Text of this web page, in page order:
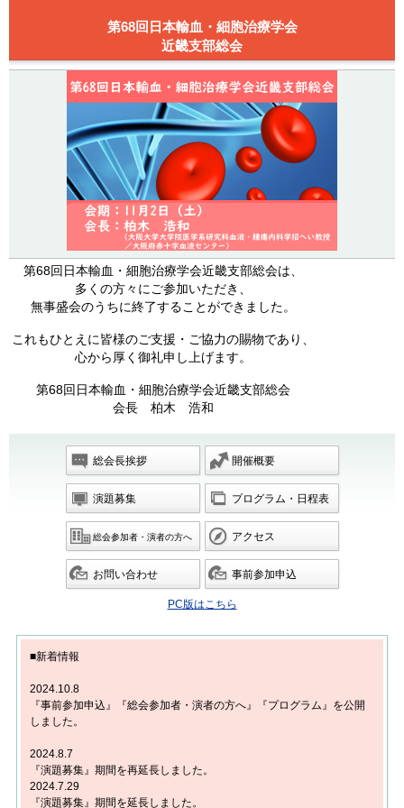
第68回日本輸血・細胞治療学会
近畿支部総会
第68回日本輸血・細胞治療学会近畿支部総会は、
多くの方々にご参加いただき、
無事盛会のうちに終了することができました。
これもひとえに皆様のご支援・ご協力の賜物であり、
心から厚く御礼申し上げます。
第68回日本輸血・細胞治療学会近畿支部総会
会長 柏木 浩和
総会長挨拶 開催概要
演題募集 プログラム・日程表
総会参加者・演者の方へ アクセス
お問い合わせ 事前参加申込
PC版はこちら
■新着情報
2024.10.8
『事前参加申込』『総会参加者・演者の方へ』『プログラム』を公開
しました。
2024.8.7
『演題募集』期間を再延長しました。
2024.7.29
『演題募集』期間を延長しました。